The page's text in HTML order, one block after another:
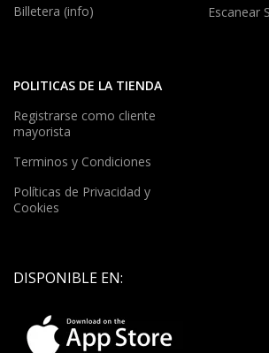
Billetera (info)
Escanear
POLITICAS DE LA TIENDA
Registrarse como cliente
mayorista
Terminos y Condiciones
Políticas de Privacidad y
Cookies
DISPONIBLE EN: